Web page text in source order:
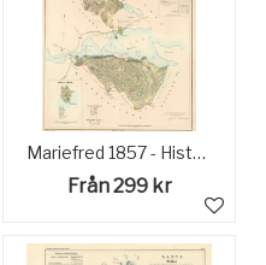
Mariefred 1857 - Historisk Karta
Från 299 kr